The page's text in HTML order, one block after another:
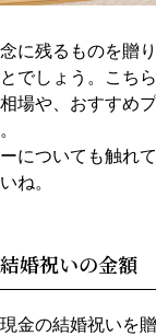
に残るものを贈
でしょう。こち
場や、おすすめ
についても触れ
ね。
婚祝いの金額
金の結婚祝いを